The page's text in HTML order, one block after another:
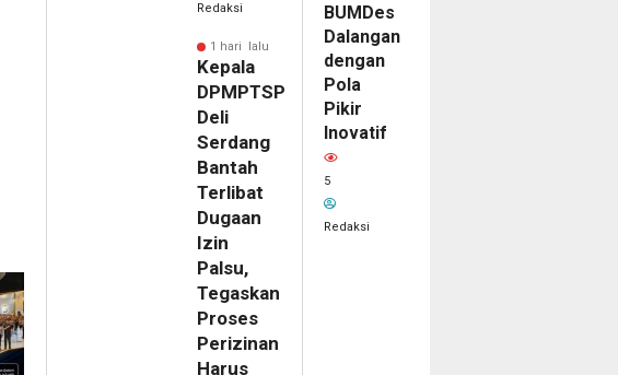
Redaksi
1 hari lalu
Kepala
DPMPTSP
Deli
Serdang
Bantah
Terlibat
Dugaan
Izin
Palsu,
Tegaskan
Proses
Perizinan
Harus
BUMDes
Dalangan
dengan
Pola
Pikir
Inovatif
5
Redaksi